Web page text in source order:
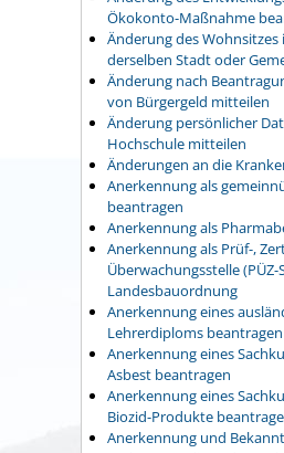
Ökokonto-Maßnahme
Änderung des
derselben Stadt oder
Änderung nach
von Bürgergeld mitteilen
Änderung persönlicher
Hochschule mitteilen
Änderungen an die
Anerkennung als
beantragen
Anerkennung als
Anerkennung als Prüf-,
Überwachungsstelle (PÜZ-
Landesbauordnung
Anerkennung eines
Lehrerdiploms beantragen
Anerkennung eines
Asbest beantragen
Anerkennung eines
Biozid-Produkte
Anerkennung und